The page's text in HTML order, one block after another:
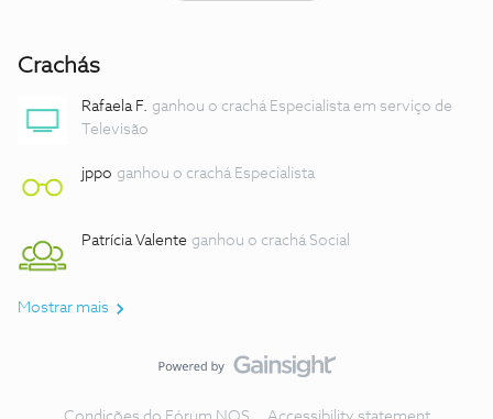
Crachás
Rafaela F. ganhou o crachá Especialista em serviço de
Televisão
jppo ganhou o crachá Especialista
Patrícia Valente ganhou o crachá Social
Mostrar mais